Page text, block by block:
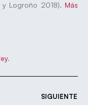
Logroño 2018). Más
.
SIGUIENTE